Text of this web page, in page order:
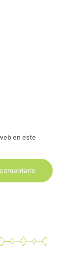
en este